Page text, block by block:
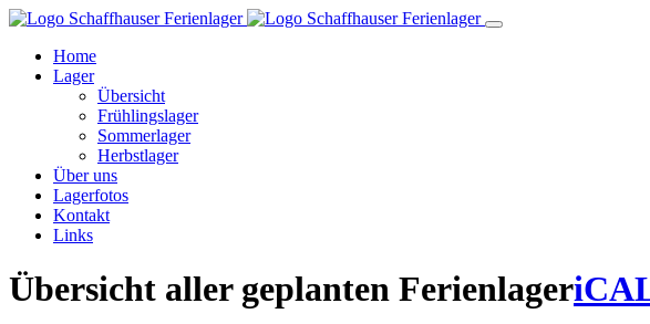
Home
Lager
Übersicht
Frühlingslager
Sommerlager
Herbstlager
Über uns
Lagerfotos
Kontakt
Links
Übersicht aller geplanten Ferienlager